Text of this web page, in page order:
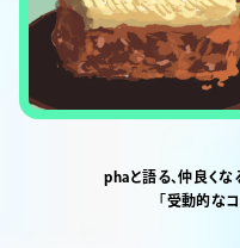
phaと語る、仲良く
「受動的な